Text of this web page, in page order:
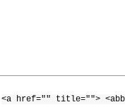
<a href="" title="">